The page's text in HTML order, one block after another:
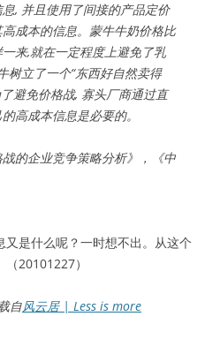
, 并且使用了间接的产品定价
成本的信息。蒙牛牛奶价格比
来,就在一定程度上避免了乳
树立了一个“东西好自然卖得
避免价格战, 寡头厂商通过直
高成本信息是必要的。
的企业竞争策略分析》，《中
是什么呢？一时想不出。从这个
20101227）
自风云居 | Less is more